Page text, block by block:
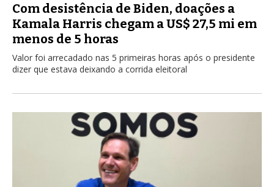
Com desistência de Biden, doações a
Kamala Harris chegam a US$ 27,5 mi em
menos de 5 horas
Valor foi arrecadado nas 5 primeiras horas após o presidente
dizer que estava deixando a corrida eleitoral